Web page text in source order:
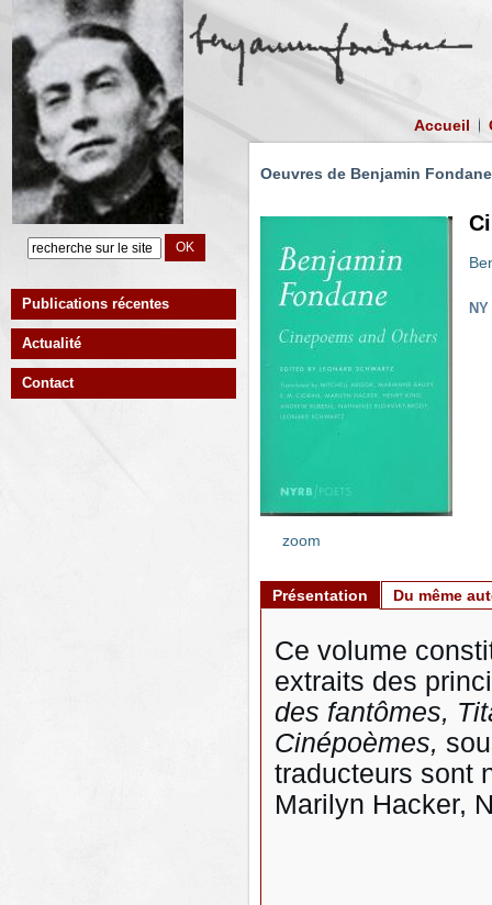
Accueil
Publications récentes
Actualité
Contact
Oeuvres de Benjamin Fondane
zoom
Présentation Du même
Ce volume
extraits des
des fantômes,
Cinépoèmes,
traducteurs sont
Marilyn Hacker,